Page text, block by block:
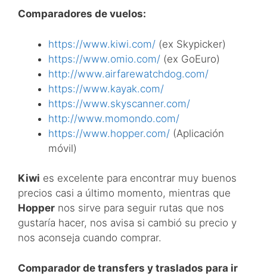
Comparadores de vuelos:
https://www.kiwi.com/ (ex Skypicker)
https://www.omio.com/ (ex GoEuro)
http://www.airfarewatchdog.com/
https://www.kayak.com/
https://www.skyscanner.com/
http://www.momondo.com/
https://www.hopper.com/ (Aplicación
móvil)
Kiwi es excelente para encontrar muy buenos
precios casi a último momento, mientras que
Hopper nos sirve para seguir rutas que nos
gustaría hacer, nos avisa si cambió su precio y
nos aconseja cuando comprar.
Comparador de transfers y traslados para ir